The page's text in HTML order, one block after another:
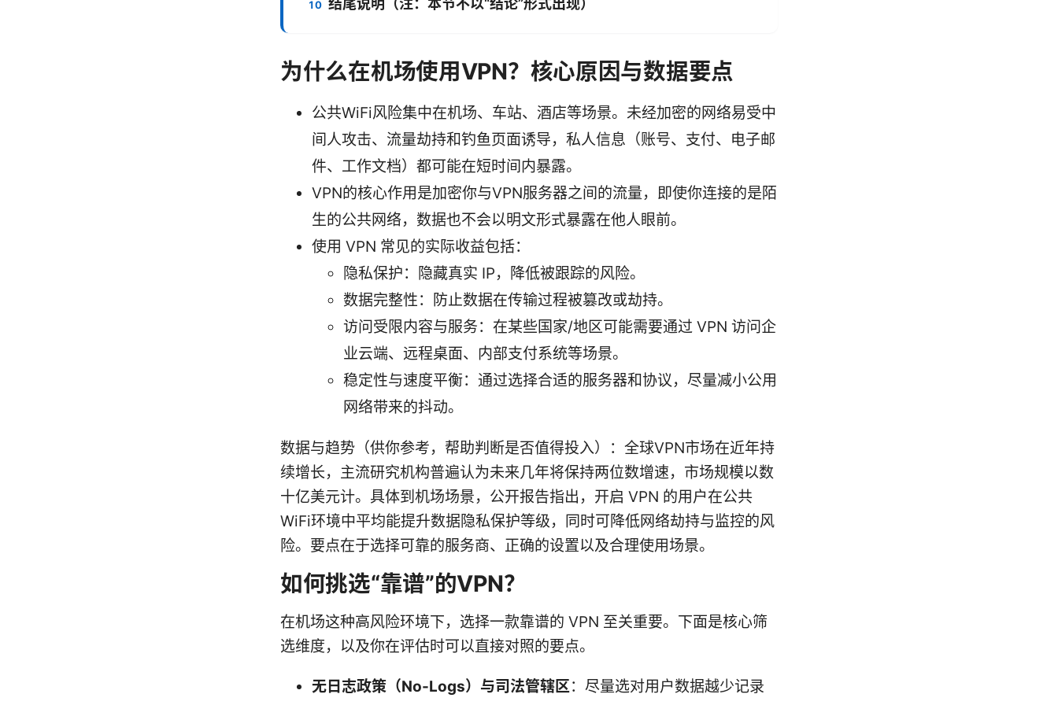
结尾说明（注：本节不以“结论”形式出现）
为什么在机场使用VPN？核心原因与数据要点
公共WiFi风险集中在机场、车站、酒店等场景。未经加密的网络易受中
间人攻击、流量劫持和钓鱼页面诱导，私人信息（账号、支付、电子邮
件、工作文档）都可能在短时间内暴露。
VPN的核心作用是加密你与VPN服务器之间的流量，即使你连接的是陌
生的公共网络，数据也不会以明文形式暴露在他人眼前。
使用 VPN 常见的实际收益包括：
隐私保护：隐藏真实 IP，降低被跟踪的风险。
数据完整性：防止数据在传输过程被篡改或劫持。
访问受限内容与服务：在某些国家/地区可能需要通过 VPN 访问企
业云端、远程桌面、内部支付系统等场景。
稳定性与速度平衡：通过选择合适的服务器和协议，尽量减小公用
网络带来的抖动。
数据与趋势（供你参考，帮助判断是否值得投入）：全球VPN市场在近年持
续增长，主流研究机构普遍认为未来几年将保持两位数增速，市场规模以数
十亿美元计。具体到机场场景，公开报告指出，开启 VPN 的用户在公共
WiFi环境中平均能提升数据隐私保护等级，同时可降低网络劫持与监控的风
险。要点在于选择可靠的服务商、正确的设置以及合理使用场景。
如何挑选“靠谱”的VPN？
在机场这种高风险环境下，选择一款靠谱的 VPN 至关重要。下面是核心筛
选维度，以及你在评估时可以直接对照的要点。
无日志政策（No-Logs）与司法管辖区：尽量选对用户数据越少记录